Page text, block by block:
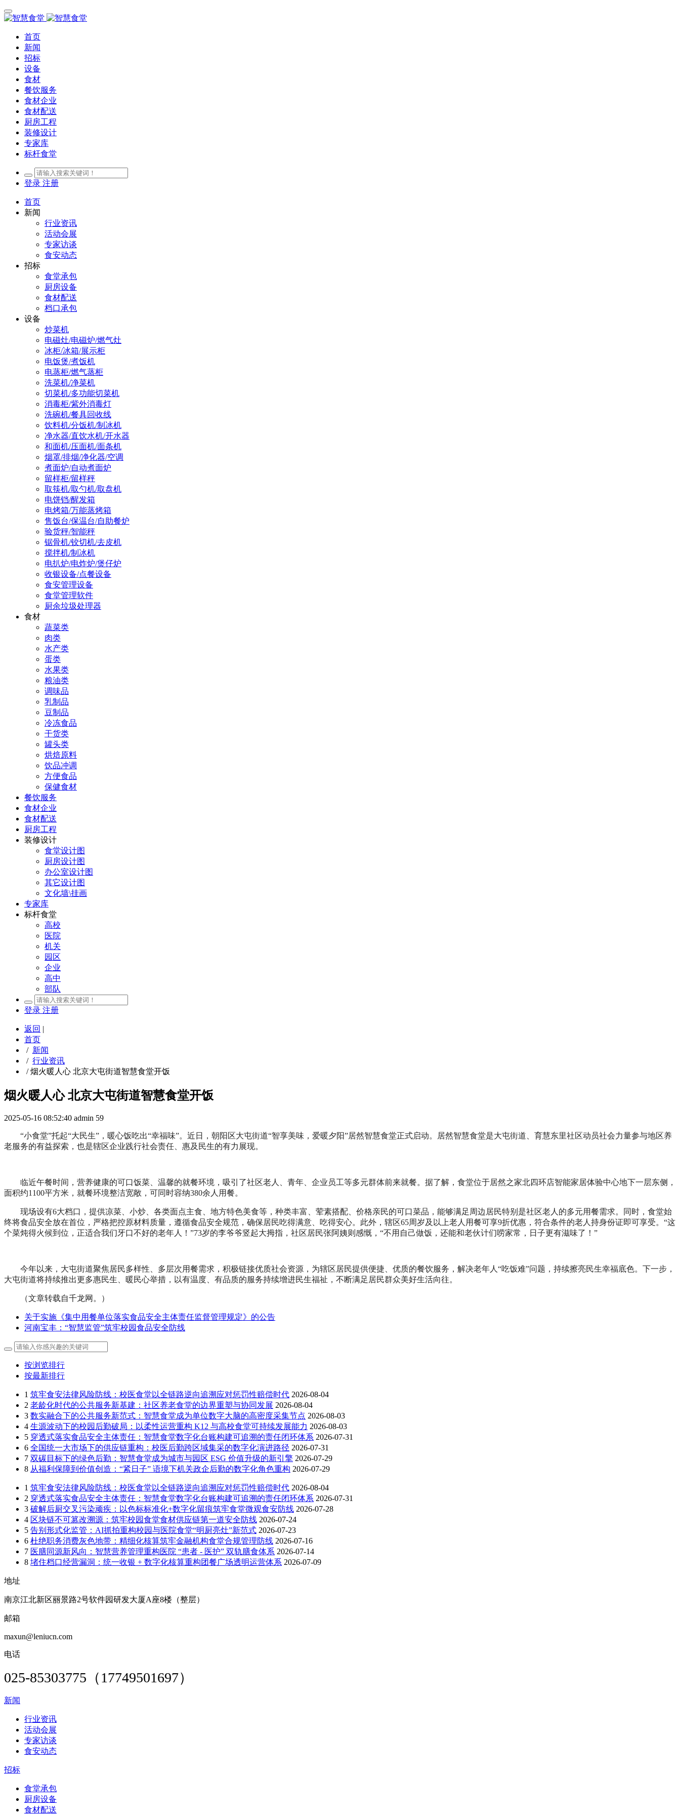
首页
新闻
招标
设备
食材
餐饮服务
食材企业
食材配送
厨房工程
装修设计
专家库
标杆食堂
登录 注册
首页
新闻
行业资讯
活动会展
专家访谈
食安动态
招标
食堂承包
厨房设备
食材配送
档口承包
设备
炒菜机
电磁灶/电磁炉/燃气灶
冰柜/冰箱/展示柜
电饭煲/煮饭机
电蒸柜/燃气蒸柜
洗菜机/净菜机
切菜机/多功能切菜机
消毒柜/紫外消毒灯
洗碗机/餐具回收线
饮料机/分饭机/制冰机
净水器/直饮水机/开水器
和面机/压面机/面条机
烟罩/排烟/净化器/空调
煮面炉/自动煮面炉
留样柜/留样秤
取筷机/取勺机/取盘机
电饼铛/醒发箱
电烤箱/万能蒸烤箱
售饭台/保温台/自助餐炉
验货秤/智能秤
锯骨机/铰切机/去皮机
搅拌机/制冰机
电扒炉/电炸炉/煲仔炉
收银设备/点餐设备
食安管理设备
食堂管理软件
厨余垃圾处理器
食材
蔬菜类
肉类
水产类
蛋类
水果类
粮油类
调味品
乳制品
豆制品
冷冻食品
干货类
罐头类
烘焙原料
饮品冲调
方便食品
保健食材
餐饮服务
食材企业
食材配送
厨房工程
装修设计
食堂设计图
厨房设计图
办公室设计图
其它设计图
文化墙\挂画
专家库
标杆食堂
高校
医院
机关
园区
企业
高中
部队
登录 注册
返回 |
首页
/ 新闻
/ 行业资讯
/烟火暖人心 北京大屯街道智慧食堂开饭
烟火暖人心 北京大屯街道智慧食堂开饭
2025-05-16 08:52:40 admin 59
“小食堂”托起“大民生”，暖心饭吃出“幸福味”。近日，朝阳区大屯街道“智享美味，爱暖夕阳”居然智慧食堂正式启动。居然智慧食堂是大屯街道、育慧东里社区动员社会力量参与地区养
老服务的有益探索，也是辖区企业践行社会责任、惠及民生的有力展现。
临近午餐时间，营养健康的可口饭菜、温馨的就餐环境，吸引了社区老人、青年、企业员工等多元群体前来就餐。据了解，食堂位于居然之家北四环店智能家居体验中心地下一层东侧，
面积约1100平方米，就餐环境整洁宽敞，可同时容纳380余人用餐。
现场设有6大档口，提供凉菜、小炒、各类面点主食、地方特色美食等，种类丰富、荤素搭配、价格亲民的可口菜品，能够满足周边居民特别是社区老人的多元用餐需求。同时，食堂始
终将食品安全放在首位，严格把控原材料质量，遵循食品安全规范，确保居民吃得满意、吃得安心。此外，辖区65周岁及以上老人用餐可享9折优惠，符合条件的老人持身份证即可享受。“这
个菜炖得火候到位，正适合我们牙口不好的老年人！”73岁的李爷爷竖起大拇指，社区居民张阿姨则感慨，“不用自己做饭，还能和老伙计们唠家常，日子更有滋味了！”
今年以来，大屯街道聚焦居民多样性、多层次用餐需求，积极链接优质社会资源，为辖区居民提供便捷、优质的餐饮服务，解决老年人“吃饭难”问题，持续擦亮民生幸福底色。下一步，
大屯街道将持续推出更多惠民生、暖民心举措，以有温度、有品质的服务持续增进民生福祉，不断满足居民群众美好生活向往。
（文章转载自千龙网。）
关于实施《集中用餐单位落实食品安全主体责任监督管理规定》的公告​
河南宝丰：“智慧监管”筑牢校园食品安全防线
按浏览排行
按最新排行
1 筑牢食安法律风险防线：校医食堂以全链路逆向追溯应对惩罚性赔偿时代 2026-08-04
2 老龄化时代的公共服务新基建：社区养老食堂的边界重塑与协同发展 2026-08-04
3 数实融合下的公共服务新范式：智慧食堂成为单位数字大脑的高密度采集节点 2026-08-03
4 生源波动下的校园后勤破局：以柔性运营重构 K12 与高校食堂可持续发展能力 2026-08-03
5 穿透式落实食品安全主体责任：智慧食堂数字化台账构建可追溯的责任闭环体系 2026-07-31
6 全国统一大市场下的供应链重构：校医后勤跨区域集采的数字化演进路径 2026-07-31
7 双碳目标下的绿色后勤：智慧食堂成为城市与园区 ESG 价值升级的新引擎 2026-07-29
8 从福利保障到价值创造：“紧日子” 语境下机关政企后勤的数字化角色重构 2026-07-29
1 筑牢食安法律风险防线：校医食堂以全链路逆向追溯应对惩罚性赔偿时代 2026-08-04
2 穿透式落实食品安全主体责任：智慧食堂数字化台账构建可追溯的责任闭环体系 2026-07-31
3 破解后厨交叉污染顽疾：以色标标准化+数字化留痕筑牢食堂微观食安防线 2026-07-28
4 区块链不可篡改溯源：筑牢校园食堂食材供应链第一道安全防线 2026-07-24
5 告别形式化监管：AI抓拍重构校园与医院食堂“明厨亮灶”新范式 2026-07-23
6 杜绝职务消费灰色地带：精细化核算筑牢金融机构食堂合规管理防线 2026-07-16
7 医膳同源新风向：智慧营养管理重构医院 “患者 - 医护” 双轨膳食体系 2026-07-14
8 堵住档口经营漏洞：统一收银 + 数字化核算重构团餐广场透明运营体系 2026-07-09
地址
南京江北新区丽景路2号软件园研发大厦A座8楼（整层）
邮箱
maxun@leniucn.com
电话
025-85303775（17749501697）
新闻
行业资讯
活动会展
专家访谈
食安动态
招标
食堂承包
厨房设备
食材配送